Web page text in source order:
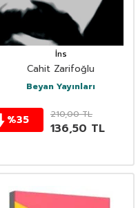
İns
Cahit Zarifoğlu
Beyan Yayınları
%35 210,00TL
136,50 TL